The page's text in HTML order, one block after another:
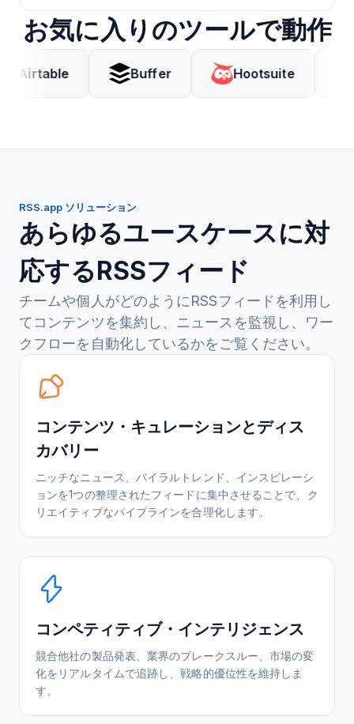
お気に入りのツールで動作
Buffer Hootsuite
RSS.app ソリューション
あらゆるユースケースに対
応するRSSフィード
チームや個人がどのようにRSSフィードを利用し
てコンテンツを集約し、ニュースを監視し、ワー
クフローを自動化しているかをご覧ください。
コンテンツ・キュレーションとディス
カバリー
ニッチなニュース、バイラルトレンド、インスピレーシ
ョンを1つの整理されたフィードに集中させることで、ク
リエイティブなパイプラインを合理化します。
コンペティティブ・インテリジェンス
競合他社の製品発表、業界のブレークスルー、市場の変
化をリアルタイムで追跡し、戦略的優位性を維持しま
す。